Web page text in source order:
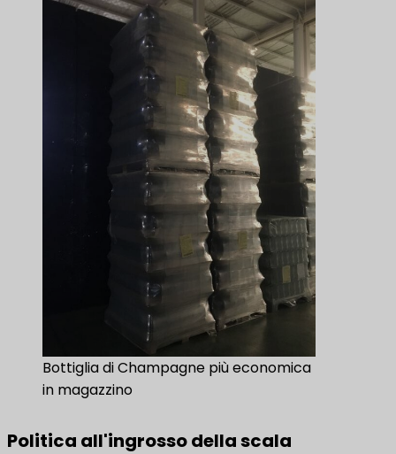
Bottiglia di Champagne più economica
in magazzino
Politica all'ingrosso della scala